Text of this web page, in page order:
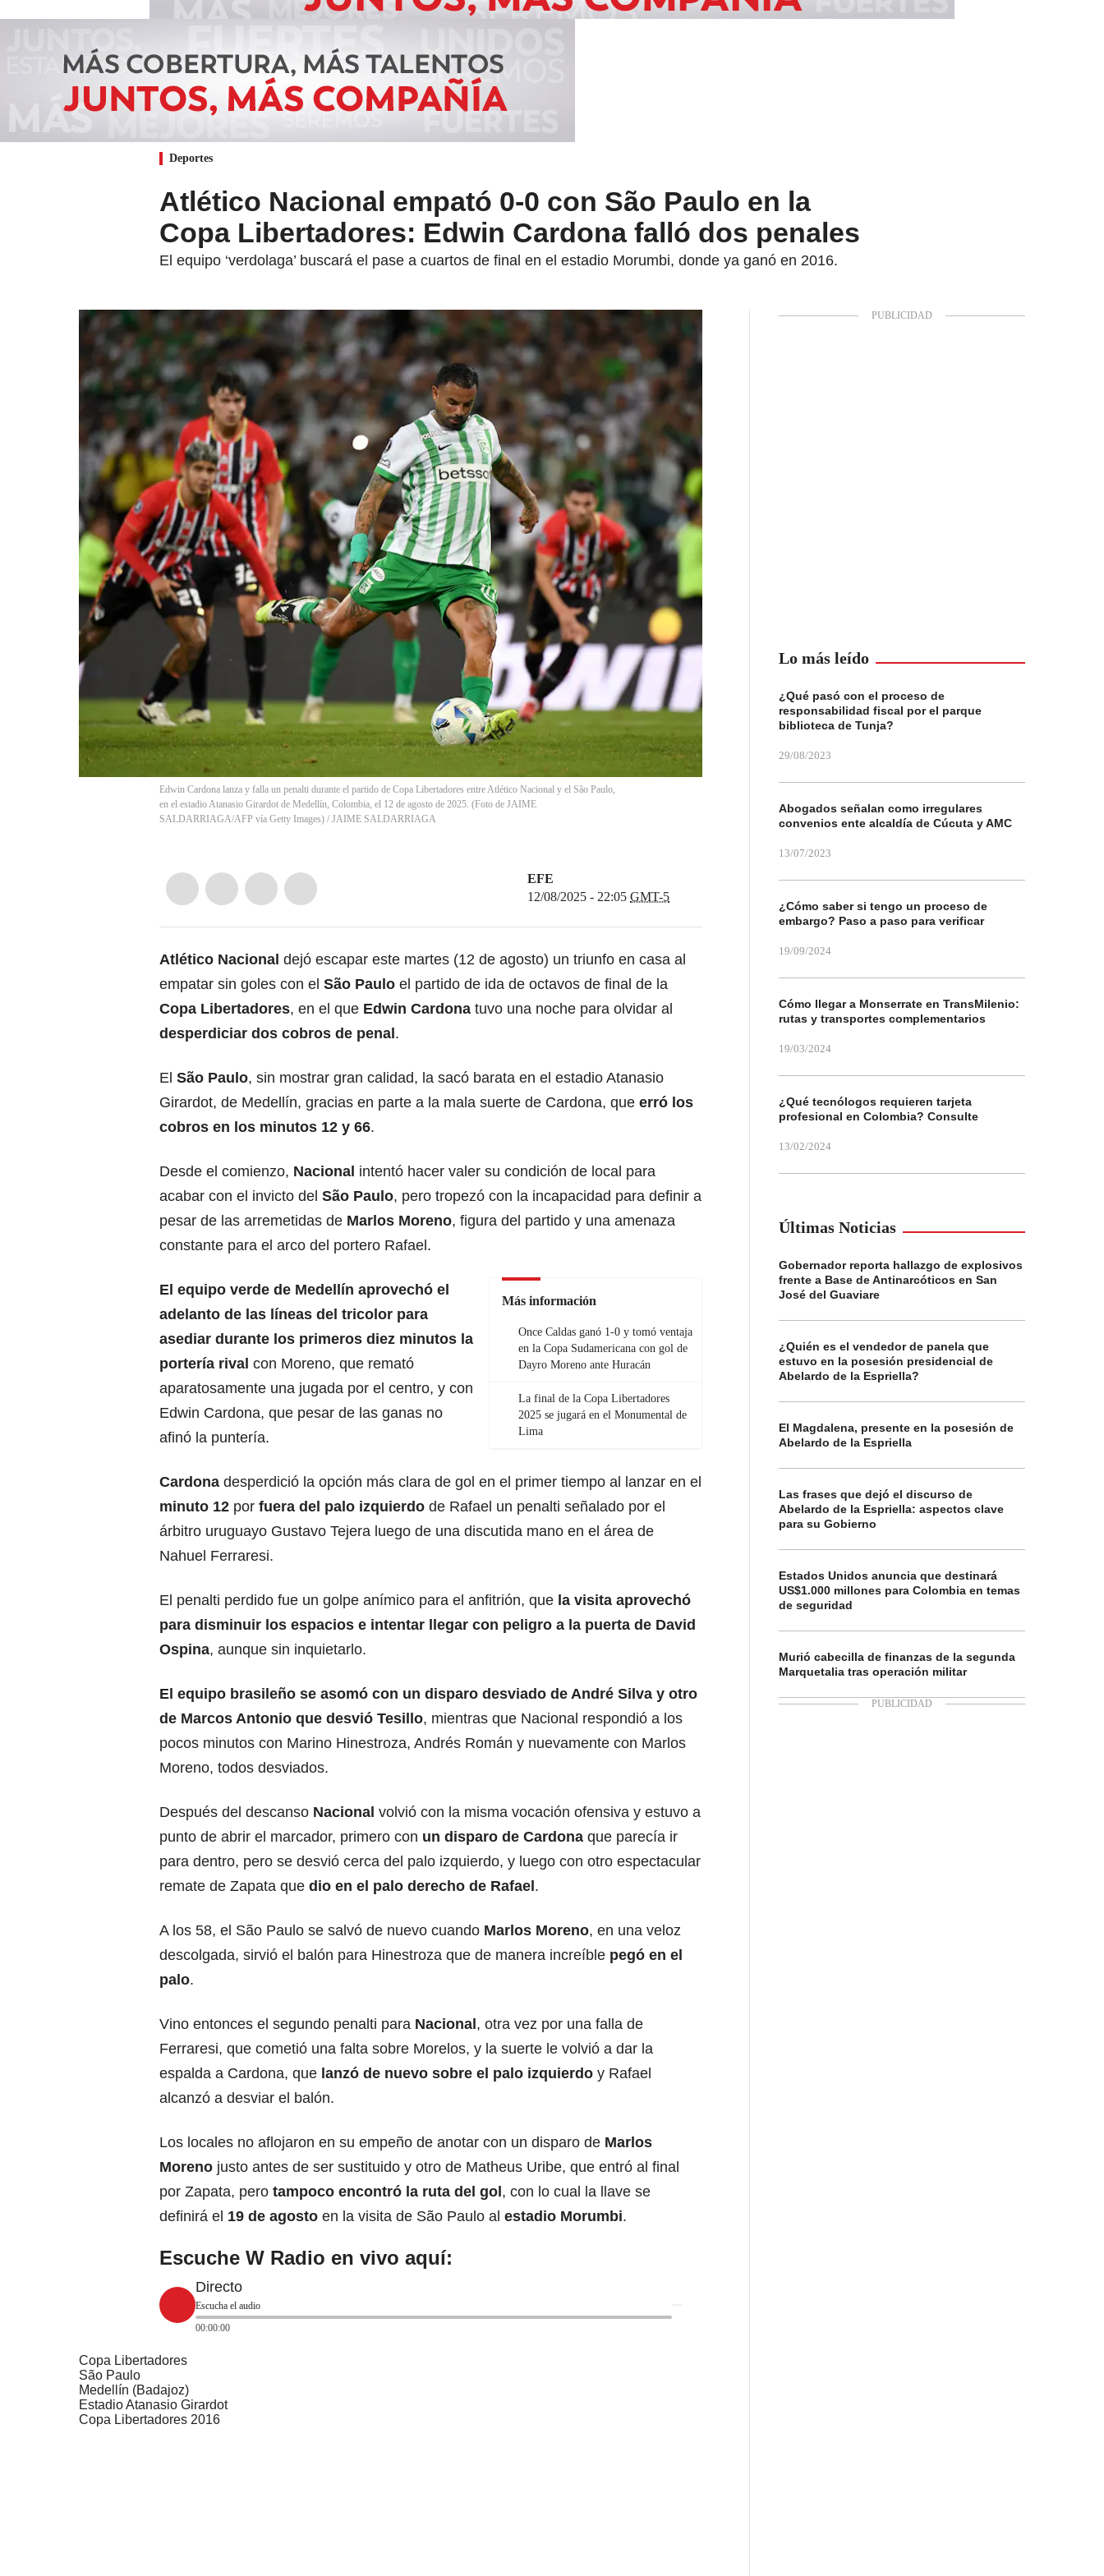
Deportes
Atlético Nacional empató 0-0 con São Paulo en la
Copa Libertadores: Edwin Cardona falló dos penales
El equipo ‘verdolaga’ buscará el pase a cuartos de final en el estadio Morumbi, donde ya ganó en 2016.
Edwin Cardona lanza y falla un penalti durante el partido de Copa Libertadores entre Atlético Nacional y el São Paulo,
en el estadio Atanasio Girardot de Medellín, Colombia, el 12 de agosto de 2025. (Foto de JAIME
SALDARRIAGA/AFP vía Getty Images) / JAIME SALDARRIAGA
EFE
12/08/2025 - 22:05 GMT-5
Atlético Nacional dejó escapar este martes (12 de agosto) un triunfo en casa al
empatar sin goles con el São Paulo el partido de ida de octavos de final de la
Copa Libertadores, en el que Edwin Cardona tuvo una noche para olvidar al
desperdiciar dos cobros de penal .
El São Paulo, sin mostrar gran calidad, la sacó barata en el estadio Atanasio
Girardot, de Medellín, gracias en parte a la mala suerte de Cardona, que erró los
cobros en los minutos 12 y 66.
Desde el comienzo, Nacional intentó hacer valer su condición de local para
acabar con el invicto del São Paulo, pero tropezó con la incapacidad para definir a
pesar de las arremetidas de Marlos Moreno, figura del partido y una amenaza
constante para el arco del portero Rafael.
Más información
Once Caldas ganó 1-0 y tomó ventaja
en la Copa Sudamericana con gol de
Dayro Moreno ante Huracán
La final de la Copa Libertadores
2025 se jugará en el Monumental de
Lima
El equipo verde de Medellín aprovechó el
adelanto de las líneas del tricolor para
asediar durante los primeros diez minutos la
portería rival con Moreno, que remató
aparatosamente una jugada por el centro, y con
Edwin Cardona, que pesar de las ganas no
afinó la puntería.
Cardona desperdició la opción más clara de gol en el primer tiempo al lanzar en el
minuto 12 por fuera del palo izquierdo de Rafael un penalti señalado por el
árbitro uruguayo Gustavo Tejera luego de una discutida mano en el área de
Nahuel Ferraresi.
El penalti perdido fue un golpe anímico para el anfitrión, que la visita aprovechó
para disminuir los espacios e intentar llegar con peligro a la puerta de David
Ospina, aunque sin inquietarlo.
El equipo brasileño se asomó con un disparo desviado de André Silva y otro
de Marcos Antonio que desvió Tesillo, mientras que Nacional respondió a los
pocos minutos con Marino Hinestroza, Andrés Román y nuevamente con Marlos
Moreno, todos desviados.
Después del descanso Nacional volvió con la misma vocación ofensiva y estuvo a
punto de abrir el marcador, primero con un disparo de Cardona que parecía ir
para dentro, pero se desvió cerca del palo izquierdo, y luego con otro espectacular
remate de Zapata que dio en el palo derecho de Rafael .
A los 58, el São Paulo se salvó de nuevo cuando Marlos Moreno, en una veloz
descolgada, sirvió el balón para Hinestroza que de manera increíble pegó en el
palo.
Vino entonces el segundo penalti para Nacional , otra vez por una falla de
Ferraresi, que cometió una falta sobre Morelos, y la suerte le volvió a dar la
espalda a Cardona, que lanzó de nuevo sobre el palo izquierdo y Rafael
alcanzó a desviar el balón.
Los locales no aflojaron en su empeño de anotar con un disparo de Marlos
Moreno justo antes de ser sustituido y otro de Matheus Uribe, que entró al final
por Zapata, pero tampoco encontró la ruta del gol , con lo cual la llave se
definirá el 19 de agosto en la visita de São Paulo al estadio Morumbi.
Escuche W Radio en vivo aquí:
Directo
Escucha el audio
00:00:00
Copa Libertadores
São Paulo
Medellín (Badajoz)
Estadio Atanasio Girardot
Copa Libertadores 2016
Lo más leído
¿Qué pasó con el proceso de
responsabilidad fiscal por el parque
biblioteca de Tunja?
29/08/2023
Abogados señalan como irregulares
convenios ente alcaldía de Cúcuta y AMC
13/07/2023
¿Cómo saber si tengo un proceso de
embargo? Paso a paso para verificar
19/09/2024
Cómo llegar a Monserrate en TransMilenio:
rutas y transportes complementarios
19/03/2024
¿Qué tecnólogos requieren tarjeta
profesional en Colombia? Consulte
13/02/2024
Últimas Noticias
Gobernador reporta hallazgo de explosivos
frente a Base de Antinarcóticos en San
José del Guaviare
¿Quién es el vendedor de panela que
estuvo en la posesión presidencial de
Abelardo de la Espriella?
El Magdalena, presente en la posesión de
Abelardo de la Espriella
Las frases que dejó el discurso de
Abelardo de la Espriella: aspectos clave
para su Gobierno
Estados Unidos anuncia que destinará
US$1.000 millones para Colombia en temas
de seguridad
Murió cabecilla de finanzas de la segunda
Marquetalia tras operación militar